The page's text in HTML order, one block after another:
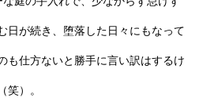
日が続き、堕落した日々にもなって
も仕方ないと勝手に言い訳はするけ
笑）。